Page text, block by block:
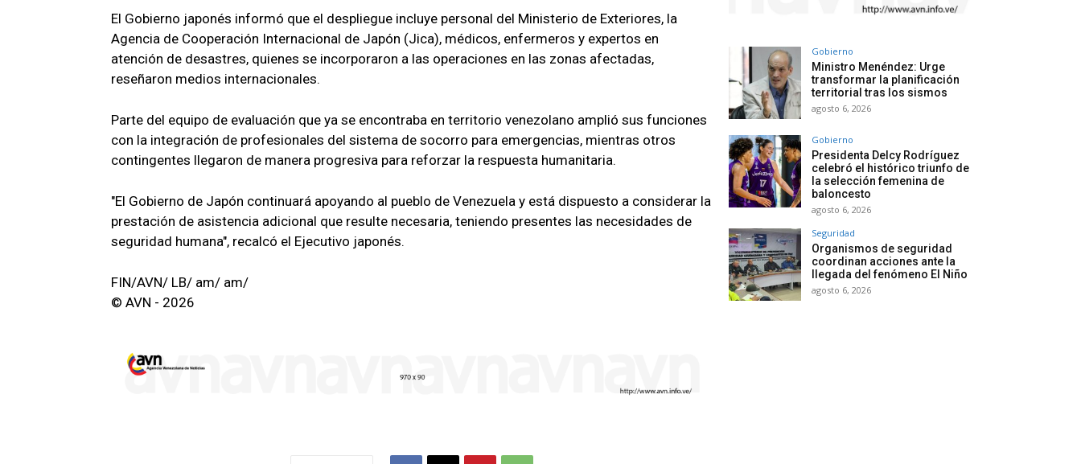
El Gobierno japonés informó que el despliegue incluye personal del Ministerio de Exteriores, la
Agencia de Cooperación Internacional de Japón (Jica), médicos, enfermeros y expertos en
atención de desastres, quienes se incorporaron a las operaciones en las zonas afectadas,
reseñaron medios internacionales.
Parte del equipo de evaluación que ya se encontraba en territorio venezolano amplió sus funciones
con la integración de profesionales del sistema de socorro para emergencias, mientras otros
contingentes llegaron de manera progresiva para reforzar la respuesta humanitaria.
"El Gobierno de Japón continuará apoyando al pueblo de Venezuela y está dispuesto a considerar la
prestación de asistencia adicional que resulte necesaria, teniendo presentes las necesidades de
seguridad humana", recalcó el Ejecutivo japonés.
FIN/AVN/ LB/ am/ am/
© AVN - 2026
Gobierno
Ministro Menéndez: Urge
transformar la planificación
territorial tras los sismos
agosto 6, 2026
Gobierno
Presidenta Delcy Rodríguez
celebró el histórico triunfo de
la selección femenina de
baloncesto
agosto 6, 2026
Seguridad
Organismos de seguridad
coordinan acciones ante la
llegada del fenómeno El Niño
agosto 6, 2026